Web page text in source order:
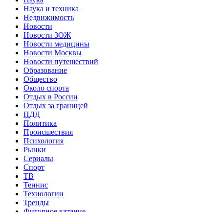
Наука и техника
Недвижимость
Новости
Новости ЗОЖ
Новости медицины
Новости Москвы
Новости путешествий
Образование
Общество
Около спорта
Отдых в России
Отдых за границей
ПДД
Политика
Происшествия
Психология
Рынки
Сериалы
Спорт
ТВ
Теннис
Технологии
Тренды